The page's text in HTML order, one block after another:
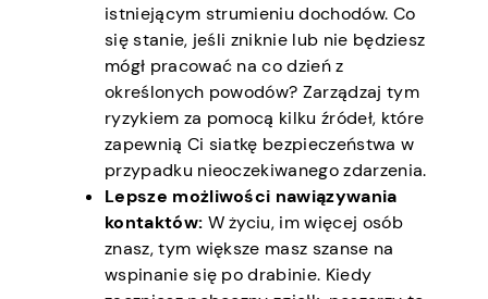
istniejącym strumieniu dochodów. Co
się stanie, jeśli zniknie lub nie będziesz
mógł pracować na co dzień z
określonych powodów? Zarządzaj tym
ryzykiem za pomocą kilku źródeł, które
zapewnią Ci siatkę bezpieczeństwa w
przypadku nieoczekiwanego zdarzenia.
Lepsze możliwości nawiązywania
kontaktów: W życiu, im więcej osób
znasz, tym większe masz szanse na
wspinanie się po drabinie. Kiedy